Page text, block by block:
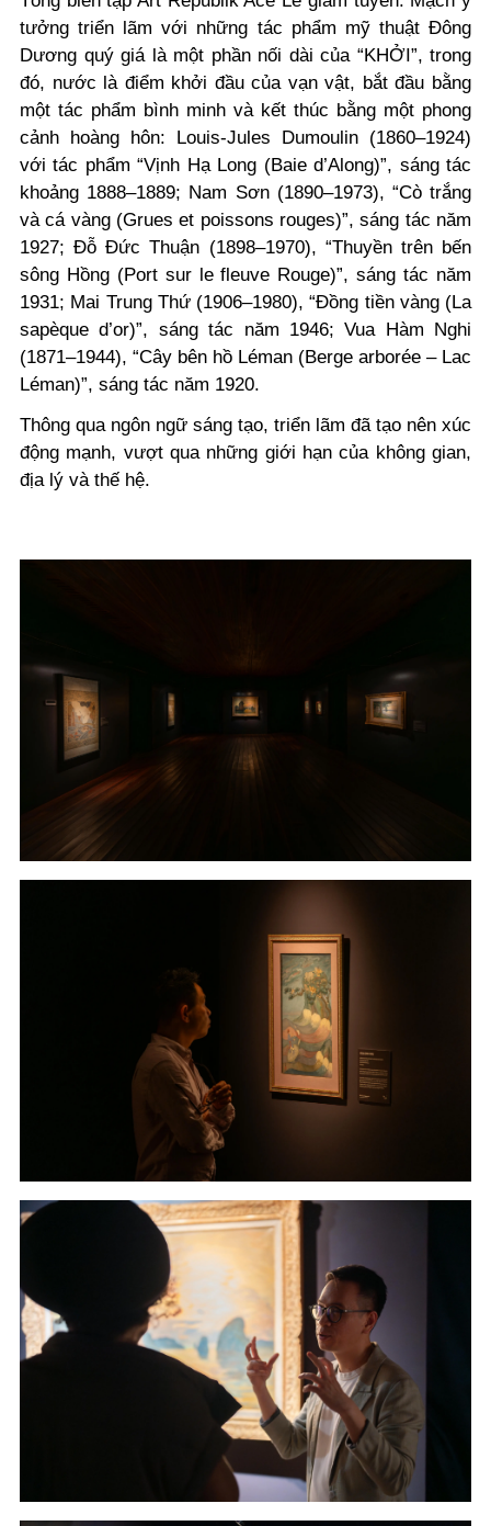
tưởng triển lãm với những tác phẩm mỹ thuật Đông
Dương quý giá là một phần nối dài của “KHỞI”, trong
đó, nước là điểm khởi đầu của vạn vật, bắt đầu bằng
một tác phẩm bình minh và kết thúc bằng một phong
cảnh hoàng hôn: Louis-Jules Dumoulin (1860–1924)
với tác phẩm “Vịnh Hạ Long (Baie d’Along)”, sáng tác
khoảng 1888–1889; Nam Sơn (1890–1973), “Cò trắng
và cá vàng (Grues et poissons rouges)”, sáng tác năm
1927; Đỗ Đức Thuận (1898–1970), “Thuyền trên bến
sông Hồng (Port sur le fleuve Rouge)”, sáng tác năm
1931; Mai Trung Thứ (1906–1980), “Đồng tiền vàng (La
sapèque d’or)”, sáng tác năm 1946; Vua Hàm Nghi
(1871–1944), “Cây bên hồ Léman (Berge arborée – Lac
Léman)”, sáng tác năm 1920.
Thông qua ngôn ngữ sáng tạo, triển lãm đã tạo nên xúc
động mạnh, vượt qua những giới hạn của không gian,
địa lý và thế hệ.